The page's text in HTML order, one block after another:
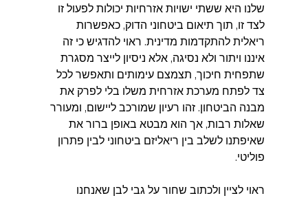
שלנו היא ששתי ישויות אזרחיות יכולות לפעול זו
לצד זו, תוך תיאום ביטחוני הדוק, כאפשרות
ריאלית להתקדמות מדינית. ראוי להדגיש כי זה
איננו ויתור ולא נסיגה, אלא ניסיון לייצר מסגרת
שתפחית חיכוך, תצמצם עימותים ותאפשר לכל
צד לפתח מערכת אזרחית משלו בלי לפרק את
מבנה הביטחון. זהו רעיון שמורכב ליישום, ומעורר
שאלות רבות, אך הוא מבטא באופן ברור את
שאיפתנו לשלב בין ריאליזם ביטחוני לבין פתרון
פוליטי.
ראוי לציין ולכתוב שחור על גבי לבן שאנחנו